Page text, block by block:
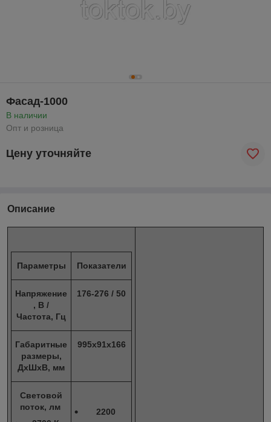
Фасад-1000
В наличии
Опт и розница
Цену уточняйте
Описание
Параметры Показатели
Напряжение
, В /
Частота, Гц
176-276 / 50
Габаритные
размеры,
ДхШхВ, мм
995х91х166
Световой
поток, лм
2200